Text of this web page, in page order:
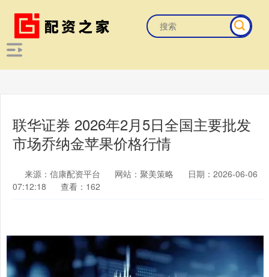
联华证券 2026年2月5日全国主要批发
市场乔纳金苹果价格行情
来源：信康配资平台 网站：聚美策略
日期：2026-06-06
07:12:18
查看：162